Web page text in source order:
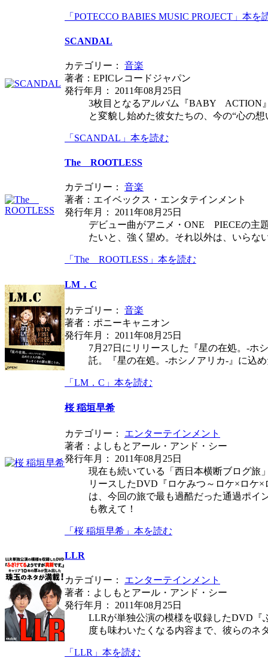
「POTECCO BABIES MUSIC PROJECT」本を
SCANDAL
カテゴリー： 音楽
著者：EPICレコードジャパン
発行年月： 2011年08月25日
3枚目となるアルバム『BABY ACTION
と変貌し始めた彼女たちの、今の“心の
「SCANDAL」本を読む
The ROOTLESS
カテゴリー： 音楽
著者：エイベックス・エンタテインメント
発行年月： 2011年08月25日
デビュー曲がアニメ・ONE PIECEの主
たいと、強く望め。それ以外は、いらな
「The ROOTLESS」本を読む
LM．C
カテゴリー： 音楽
著者：ポニーキャニオン
発行年月： 2011年08月25日
7月27日にリリースした『星の在処。-ホ
託。『星の在処。-ホシノアリカ-』に込
「LM．C」本を読む
桜 稲垣早希
カテゴリー： エンターテインメント
著者：よしもとアール・アンド・シー
発行年月： 2011年08月25日
現在も続いている「西日本横断ブログ旅
リースしたDVD『ロケみつ～ロケ×ロケ
は、今回の旅で最も過酷だった通過ポイ
も教えて！
「桜 稲垣早希」本を読む
LLR
カテゴリー： エンターテインメント
著者：よしもとアール・アンド・シー
発行年月： 2011年08月25日
LLRが単独公演の模様を収録したDVD『
度も味わいたくなる内容まで、彼らのネ
「LLR」本を読む